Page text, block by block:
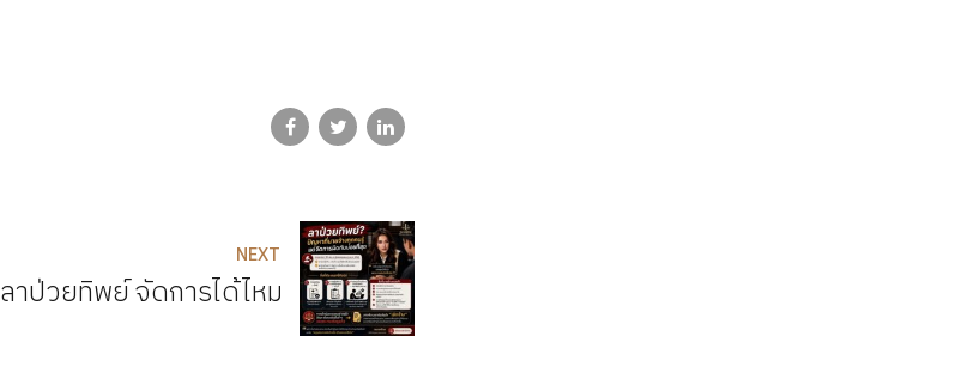
NEXT
ลาป่วยทิพย์ จัดการได้ไหม